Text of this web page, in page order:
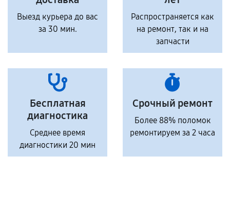
Выезд курьера до вас
за 30 мин.
Распространяется как
на ремонт, так и на
запчасти
Бесплатная
диагностика
Среднее время
диагностики 20 мин
Срочный ремонт
Более 88% поломок
ремонтируем за 2 часа